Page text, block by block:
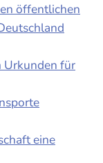
öffentlichen
Urkunden für
eine